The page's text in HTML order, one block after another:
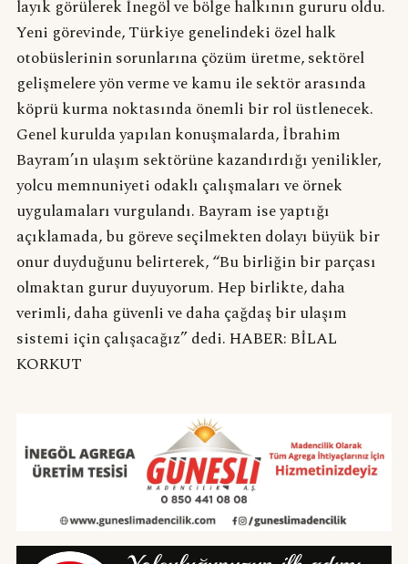
layık görülerek İnegöl ve bölge halkının gururu oldu.
Yeni görevinde, Türkiye genelindeki özel halk
otobüslerinin sorunlarına çözüm üretme, sektörel
gelişmelere yön verme ve kamu ile sektör arasında
köprü kurma noktasında önemli bir rol üstlenecek.
Genel kurulda yapılan konuşmalarda, İbrahim
Bayram’ın ulaşım sektörüne kazandırdığı yenilikler,
yolcu memnuniyeti odaklı çalışmaları ve örnek
uygulamaları vurgulandı. Bayram ise yaptığı
açıklamada, bu göreve seçilmekten dolayı büyük bir
onur duyduğunu belirterek, “Bu birliğin bir parçası
olmaktan gurur duyuyorum. Hep birlikte, daha
verimli, daha güvenli ve daha çağdaş bir ulaşım
sistemi için çalışacağız” dedi. HABER: BİLAL
KORKUT